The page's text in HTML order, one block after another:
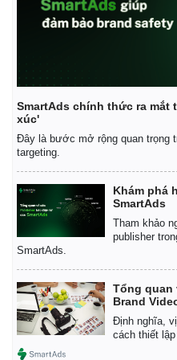
SmartAds chính thức ra mắt
xúc'
Đây là bước mở rộng quan trọng
targeting.
Khám phá
SmartAds
Tham khảo
publisher
SmartAds.
Tổng quan
Brand
Định nghĩa,
cách thiết